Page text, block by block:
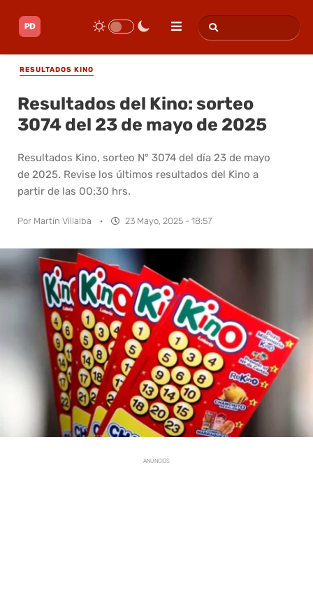
RESULTADOS KINO
Resultados del Kino: sorteo
3074 del 23 de mayo de 2025
Resultados Kino, sorteo N° 3074 del día 23 de mayo
de 2025. Revise los últimos resultados del Kino a
partir de las 00:30 hrs.
Por Martín Villalba · 23 Mayo, 2025 - 18:57
ANUNCIOS